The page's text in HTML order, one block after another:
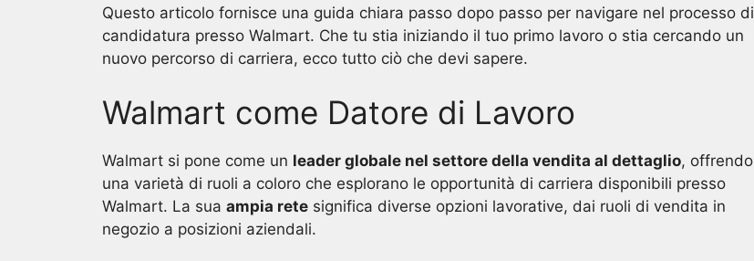
Questo articolo fornisce una guida chiara passo dopo passo per navigare nel processo di
candidatura presso Walmart. Che tu stia iniziando il tuo primo lavoro o stia cercando un
nuovo percorso di carriera, ecco tutto ciò che devi sapere.
Walmart come Datore di Lavoro
Walmart si pone come un leader globale nel settore della vendita al dettaglio, offrendo
una varietà di ruoli a coloro che esplorano le opportunità di carriera disponibili presso
Walmart. La sua ampia rete significa diverse opzioni lavorative, dai ruoli di vendita in
negozio a posizioni aziendali.